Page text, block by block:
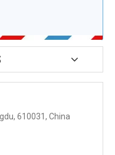
610031, China